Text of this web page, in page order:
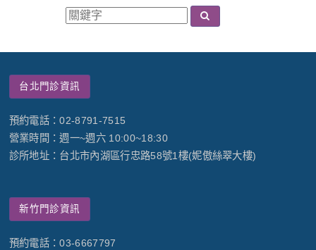
台北門診資訊
預約電話：02-8791-7515
營業時間：週一~週六 10:00~18:30
診所地址：台北市內湖區行忠路58號1樓(妮傲絲翠大樓)
新竹門診資訊
預約電話：03-6667797